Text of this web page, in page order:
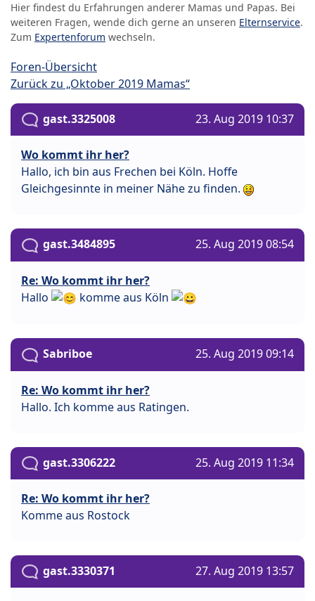
Hier findest du Erfahrungen anderer Mamas und Papas. Bei
weiteren Fragen, wende dich gerne an unseren Elternservice.
Zum Expertenforum wechseln.
Foren-Übersicht
Zurück zu „Oktober 2019 Mamas“
gast.3325008 23. Aug 2019 10:37
Wo kommt ihr her?
Hallo, ich bin aus Frechen bei Köln. Hoffe
Gleichgesinnte in meiner Nähe zu finden.
gast.3484895 25. Aug 2019 08:54
Re: Wo kommt ihr her?
Hallo
komme aus Köln
Sabriboe 25. Aug 2019 09:14
Re: Wo kommt ihr her?
Hallo. Ich komme aus Ratingen.
gast.3306222 25. Aug 2019 11:34
Re: Wo kommt ihr her?
Komme aus Rostock
gast.3330371 27. Aug 2019 13:57